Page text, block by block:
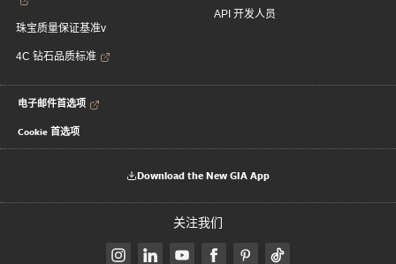
珠宝质量保证基准v
4C 钻石品质标准
API 开发人员
电子邮件首选项
Cookie 首选项
Download the New GIA App
关注我们